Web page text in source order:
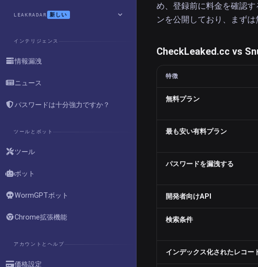
LEAKRADAR 新しい
インテリジェンス
情報漏洩
ニュース
パスワードは十分強力ですか？
ツールとボット
ツール
ボット
WormGPTボット
Chrome拡張機能
アカウントとヘルプ
価格設定
め、登録前に料金を確認
ンを公開しており、まず
CheckLeaked.cc vs
特徴
無料プラン
最も安い有料プラン
パスワードを漏洩する
開発者向けAPI
検索条件
インデックス化されたレコー